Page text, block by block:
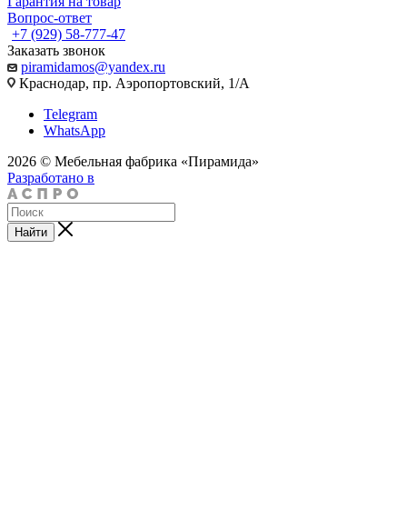
Вопрос-ответ
+7 (929) 58-777-47
Заказать звонок
piramidamos@yandex.ru
Краснодар, пр. Аэропортовский, 1/А
Telegram
WhatsApp
2026 © Мебельная фабрика «Пирамида»
Разработано в
Найти